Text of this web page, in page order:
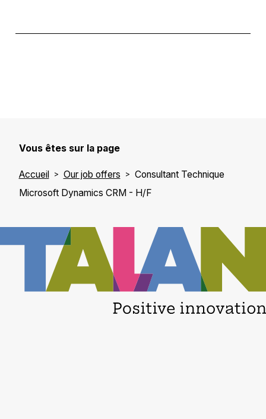
Vous êtes sur la page
Accueil Our job offers
Consultant Technique
Microsoft Dynamics CRM - H/F